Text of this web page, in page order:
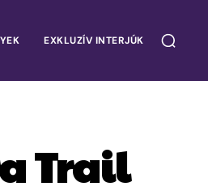
EXKLUZÍV INTERJÚK
Trail